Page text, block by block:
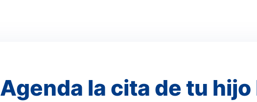
Agenda la cita de tu hijo